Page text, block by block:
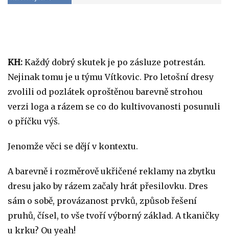
KH: Každý dobrý skutek je po zásluze potrestán.
Nejinak tomu je u týmu Vítkovic. Pro letošní dresy
zvolili od pozlátek oproštěnou barevně strohou
verzi loga a rázem se co do kultivovanosti posunuli
o příčku výš.
Jenomže věci se dějí v kontextu.
A barevně i rozměrově ukřičené reklamy na zbytku
dresu jako by rázem začaly hrát přesilovku. Dres
sám o sobě, provázanost prvků, způsob řešení
pruhů, čísel, to vše tvoří výborný základ. A tkaničky
u krku? Ou yeah!